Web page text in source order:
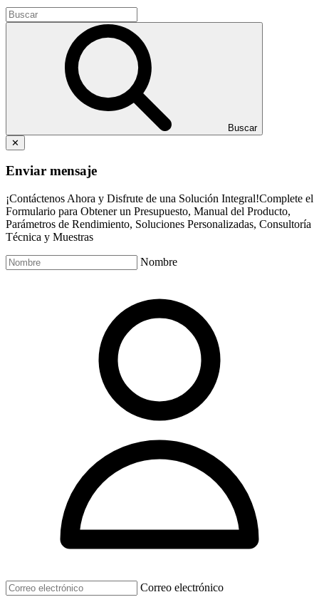
Buscar
✕
Enviar mensaje
¡Contáctenos Ahora y Disfrute de una Solución Integral!Complete el
Formulario para Obtener un Presupuesto, Manual del Producto,
Parámetros de Rendimiento, Soluciones Personalizadas, Consultoría
Técnica y Muestras
Nombre
Correo electrónico